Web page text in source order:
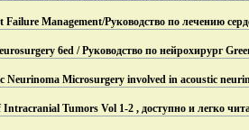
Failure Management/Руководство по лечению
6ed / Руководство по нейрохирург
Neurinoma Microsurgery involved in acoustic
Tumors Vol 1-2 , доступно и легко